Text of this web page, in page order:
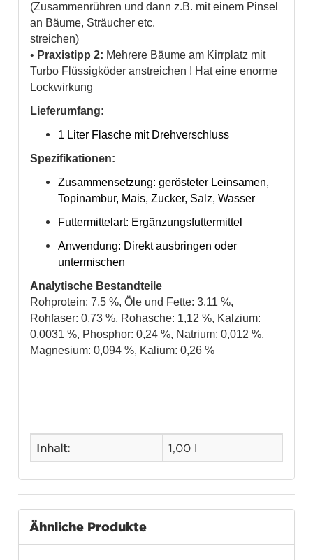
(Zusammenrühren und dann z.B. mit einem Pinsel
an Bäume, Sträucher etc.
streichen)
• Praxistipp 2: Mehrere Bäume am Kirrplatz mit
Turbo Flüssigköder anstreichen ! Hat eine enorme
Lockwirkung
Lieferumfang:
1 Liter Flasche mit Drehverschluss
Spezifikationen:
Zusammensetzung: gerösteter Leinsamen,
Topinambur, Mais, Zucker, Salz, Wasser
Futtermittelart: Ergänzungsfuttermittel
Anwendung: Direkt ausbringen oder
untermischen
Analytische Bestandteile
Rohprotein: 7,5 %, Öle und Fette: 3,11 %,
Rohfaser: 0,73 %, Rohasche: 1,12 %, Kalzium:
0,0031 %, Phosphor: 0,24 %, Natrium: 0,012 %,
Magnesium: 0,094 %, Kalium: 0,26 %
Inhalt: 1,00 l
Ähnliche Produkte